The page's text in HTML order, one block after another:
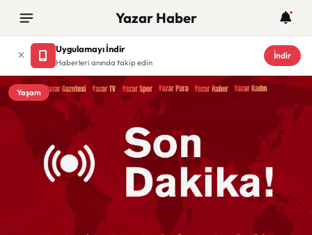
Yazar Haber
Uygulamayı İndir
Haberleri anında takip edin
İndir
Yaşam